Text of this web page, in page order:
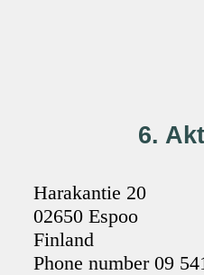
6.
Harakantie 20
02650 Espoo
Finland
Phone number 09